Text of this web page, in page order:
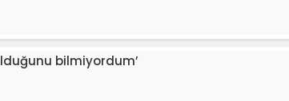
bilmiyordum’